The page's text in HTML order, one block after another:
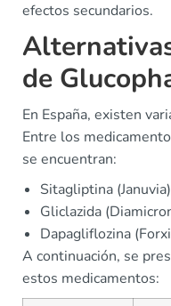
efectos secundarios.
de
En España, existen
Entre los
se encuentran:
Sitagliptina (Januvia)
Gliclazida
Dapagliflozina
A continuación, se
estos medicamentos: